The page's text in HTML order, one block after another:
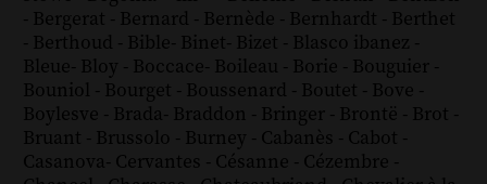
- Bergerat - Bernard - Bernède - Bernhardt - Berthet
- Berthoud - Bible- Binet- Bizet - Blasco ibanez -
Bleue- Bloy - Boccace- Boileau - Borie - Bouguier -
Bouniol - Bourget - Boussenard - Boutet - Bove -
Boylesve - Brada- Braddon - Bringer - Brontë - Brot -
Bruant - Brussolo - Burney - Cabanès - Cabot -
Casanova- Cervantes - Césanne - Cézembre -